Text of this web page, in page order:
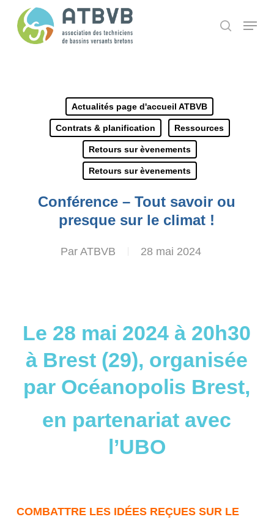
search
Menu
Actualités page d'accueil ATBVB
Contrats & planification Ressources
Retours sur èvenements
Retours sur èvenements
Conférence – Tout savoir ou
presque sur le climat !
Par ATBVB 28 mai 2024
Le 28 mai 2024 à 20h30
à Brest (29), organisée
par Océanopolis Brest,
en partenariat avec
l’UBO
COMBATTRE LES IDÉES REÇUES SUR LE
Panneau de gestion des cookies